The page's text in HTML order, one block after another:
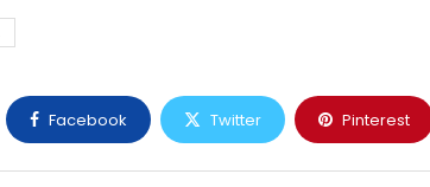
Facebook Twitter Pinterest